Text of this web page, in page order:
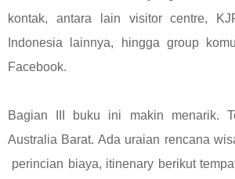
kontak, antara lain visitor centre,
Indonesia lainnya, hingga group
Facebook.
Bagian III buku ini makin menarik.
Australia Barat. Ada uraian rencana
perincian biaya, itinenary berikut